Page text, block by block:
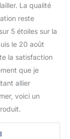
La qualité
reste
5 étoiles sur la
le 20 août
la satisfaction
que je
allier
voici un